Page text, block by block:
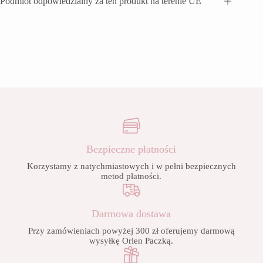
Bezpieczne płatności
Korzystamy z natychmiastowych i w pełni bezpiecznych
metod płatności.
Darmowa dostawa
Przy zamówieniach powyżej 300 zł oferujemy darmową
wysyłkę Orlen Paczką.